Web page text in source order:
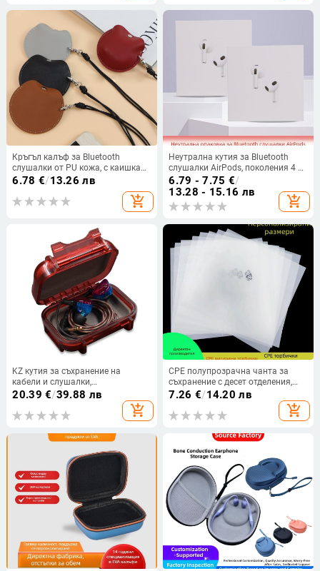
Кръгъл калъф за Bluetooth
слушалки от PU кожа, с каишка
за носене около врата и
6.78 €/13.26 лв
add_shopping_cart
Неутрална кутия за Bluetooth
слушалки AirPods, поколения 4 и
5, от сив картон
6.79 - 7.75 €/
13.28 - 15.16 лв
add_shopping_cart
KZ кутия за съхранение на
кабели и слушалки,
удароиздръжлива, прахо- и
влагозащитена защитна чанта
за слушалки
20.39 €/39.88 лв
add_shopping_cart
CPE полупрозрачна чанта за
съхранение с десет отделения,
цип, преносим организатор за
7.26 €/14.20 лв
add_shopping_cart